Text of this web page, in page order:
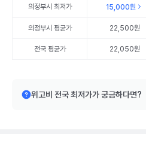
의정부시 최저가 15,000원
의정부시 평균가 22,500원
전국 평균가 22,050원
위고비 전국 최저가가 궁금하다면?